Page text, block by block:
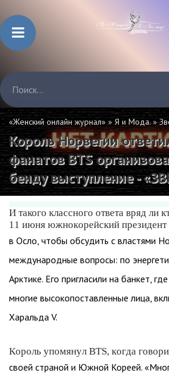
«Женский онлайн журнал» » Я и Мода.»
Король Норвегии
фанатов BTS
бенду выступление -
И такого классного ответа вряд ли
11 июня южнокорейский
в Осло, чтобы обсудить с властями
международные вопросы: по
Арктике. Его пригласили на банкет,
многие высокопоставленные лица,
Харальда V.
Король упомянул BTS, когда
своей страной и Южной Кореей.